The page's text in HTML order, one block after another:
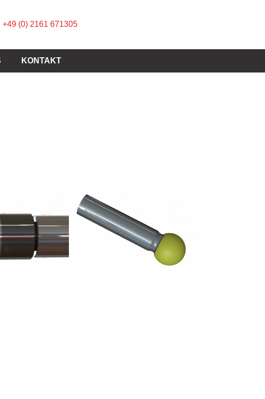
+49 (0) 2161 671305
KONTAKT